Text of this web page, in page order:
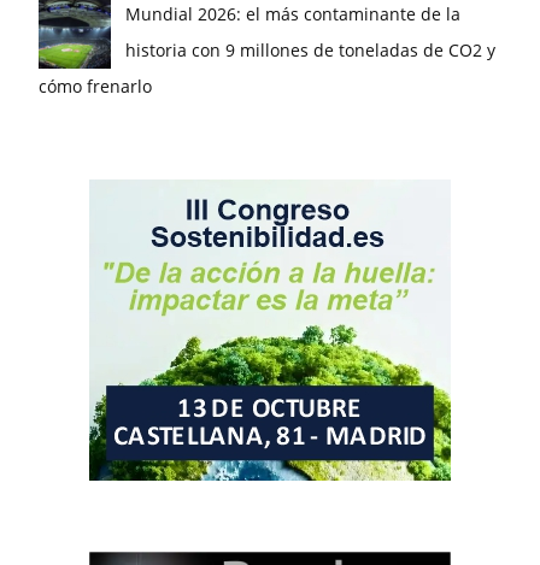
Mundial 2026: el más contaminante de la
historia con 9 millones de toneladas de CO2 y
cómo frenarlo